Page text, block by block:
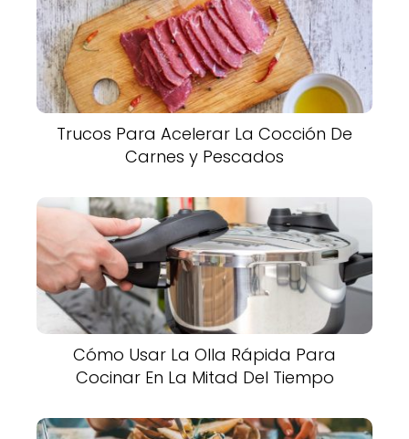
Trucos Para Acelerar La Cocción De
Carnes y Pescados
Cómo Usar La Olla Rápida Para
Cocinar En La Mitad Del Tiempo